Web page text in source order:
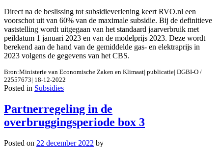
Direct na de beslissing tot subsidieverlening keert RVO.nl een
voorschot uit van 60% van de maximale subsidie. Bij de definitieve
vaststelling wordt uitgegaan van het standaard jaarverbruik met
peildatum 1 januari 2023 en van de modelprijs 2023. Deze wordt
berekend aan de hand van de gemiddelde gas- en elektraprijs in
2023 volgens de gegevens van het CBS.
Bron:Ministerie van Economische Zaken en Klimaat| publicatie| DGBI-O /
22557673| 18-12-2022
Posted in Subsidies
Partnerregeling in de
overbruggingsperiode box 3
Posted on 22 december 2022 by